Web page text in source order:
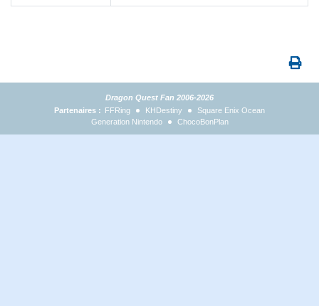
Dragon Quest Fan 2006-2026
Partenaires : FFRing KHDestiny
Square Enix Ocean
Generation Nintendo
ChocoBonPlan